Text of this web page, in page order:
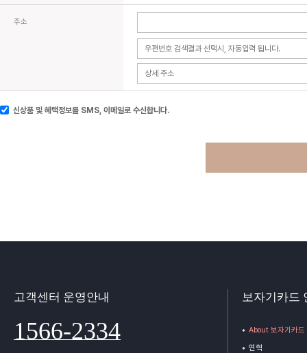
주소
신상품 및 혜택정보를 SMS, 이메일로 수신합니다.
고객센터 운영안내
1566-2334
보자기카드
About 보자기카드
연혁